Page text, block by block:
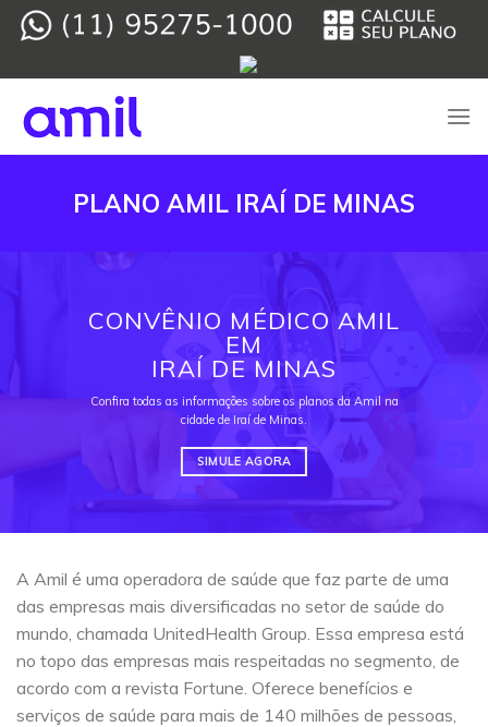
Skip
PLANO AMIL IRAÍ DE MINAS
CONVÊNIO MÉDICO AMIL
EM
IRAÍ DE MINAS
Confira todas as informações sobre os planos da Amil na
cidade de Iraí de Minas.
SIMULE AGORA
A Amil é uma operadora de saúde que faz parte de uma
das empresas mais diversificadas no setor de saúde do
mundo, chamada UnitedHealth Group. Essa empresa está
no topo das empresas mais respeitadas no segmento, de
acordo com a revista Fortune. Oferece benefícios e
serviços de saúde para mais de 140 milhões de pessoas,